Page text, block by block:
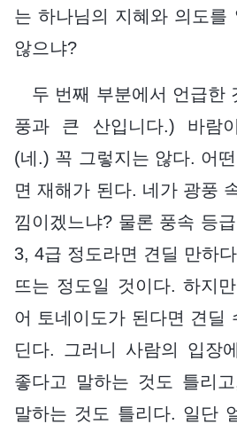
는 하나님의 지혜와 의도를
않으냐?
두 번째 부분에서 언급한
풍과 큰 산입니다.) 바람
(네.) 꼭 그렇지는 않다. 어
면 재해가 된다. 네가 광풍
낌이겠느냐? 물론 풍속 등
3, 4급 정도라면 견딜 만하
뜨는 정도일 것이다. 하지
어 토네이도가 된다면 견딜
딘다. 그러니 사람의 입장
좋다고 말하는 것도 틀리
말하는 것도 틀리다. 일단